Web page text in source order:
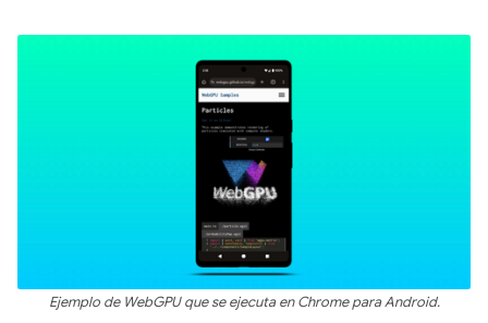
Ejemplo de WebGPU que se ejecuta en Chrome para Android.